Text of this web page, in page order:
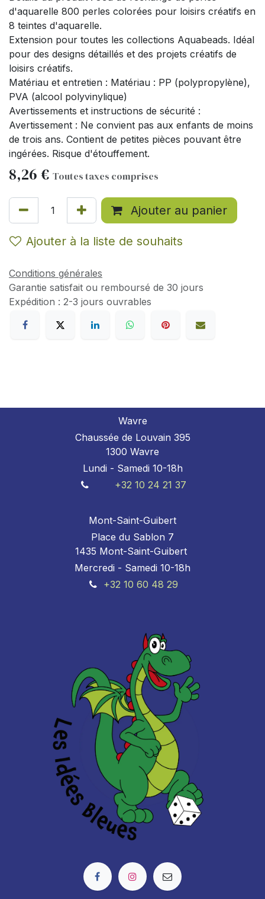
d'aquarelle 800 perles colorées pour loisirs créatifs en
8 teintes d'aquarelle.
Extension pour toutes les collections Aquabeads. Idéal
pour des designs détaillés et des projets créatifs de
loisirs créatifs.
Matériau et entretien : Matériau : PP (polypropylène),
PVA (alcool polyvinylique)
Avertissements et instructions de sécurité :
Avertissement : Ne convient pas aux enfants de moins
de trois ans. Contient de petites pièces pouvant être
ingérées. Risque d'étouffement.
8,26 € Toutes taxes comprises
Ajouter au panier
Ajouter à la liste de souhaits
Conditions générales
Garantie satisfait ou remboursé de 30 jours
Expédition : 2-3 jours ouvrables
Wavre
Chaussée de Louvain 395
1300 Wavre
Lundi - Samedi 10-18h
+32 10 24 21 37
Mont-Saint-Guibert
Place du Sablon 7
1435 Mont-Saint-Guibert
Mercredi - Samedi 10-18h
+32 10 60 48 29